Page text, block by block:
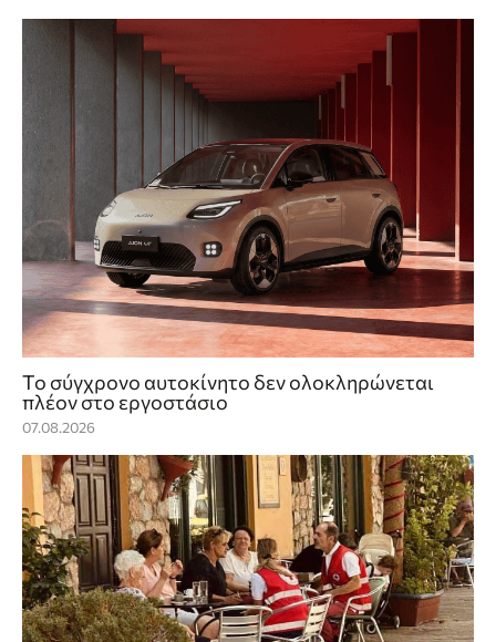
Το σύγχρονο αυτοκίνητο δεν ολοκληρώνεται
πλέον στο εργοστάσιο
07.08.2026